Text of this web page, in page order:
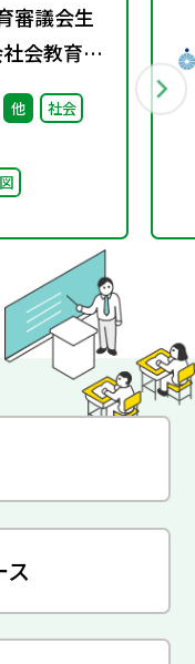
審議会生
会教育の
特別部会
新しまし
他
社会
ス